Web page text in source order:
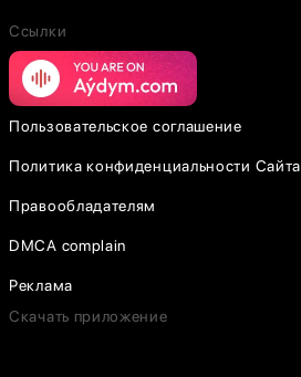
Ссылки
Пользовательское соглашение
Политика конфиденциальности Сайта
Правообладателям
DMCA complain
Реклама
Скачать приложение